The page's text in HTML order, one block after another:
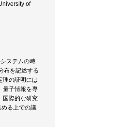
of
ステムの時
布を記述する
理の証明には
量子情報を専
国際的な研究
る上での議